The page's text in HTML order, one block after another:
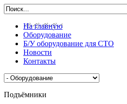
На главную
Оборудование
Б/У оборудование для СТО
Новости
Контакты
Подъёмники